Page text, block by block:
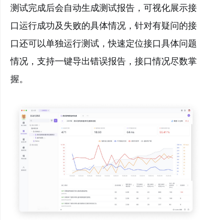
测试完成后会自动生成测试报告，可视化展示接
口运行成功及失败的具体情况，针对有疑问的接
口还可以单独运行测试，快速定位接口具体问题
情况，支持一键导出错误报告，接口情况尽数掌
握。